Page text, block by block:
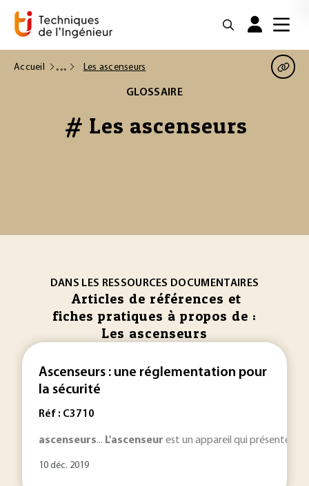
Accueil Les ascenseurs
GLOSSAIRE
# Les ascenseurs
DANS LES RESSOURCES DOCUMENTAIRES
Articles de références et
fiches pratiques à propos de :
Les ascenseurs
Ascenseurs : une réglementation pour
la sécurité
Réf : C3710
ascenseurs... L'ascenseur est un appareil qui présente
10 déc. 2019